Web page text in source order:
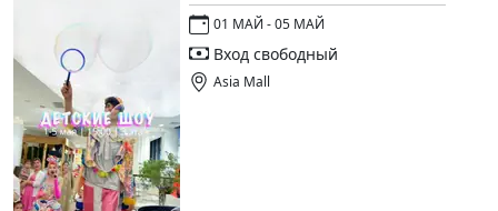
01 МАЙ - 05 МАЙ
Вход свободный
Asia Mall